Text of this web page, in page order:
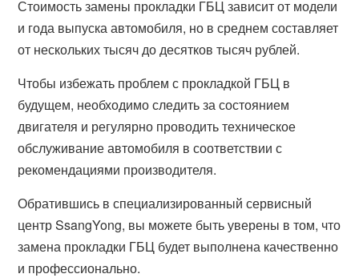
Стоимость замены прокладки ГБЦ зависит от модели
и года выпуска автомобиля, но в среднем составляет
от нескольких тысяч до десятков тысяч рублей.
Чтобы избежать проблем с прокладкой ГБЦ в
будущем, необходимо следить за состоянием
двигателя и регулярно проводить техническое
обслуживание автомобиля в соответствии с
рекомендациями производителя.
Обратившись в специализированный сервисный
центр SsangYong, вы можете быть уверены в том, что
замена прокладки ГБЦ будет выполнена качественно
и профессионально.